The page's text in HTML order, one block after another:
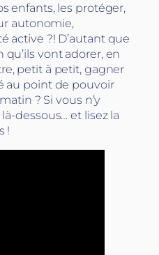
enfants, les protéger,
autonomie,
active ?! D’autant que
vont adorer, en
petit à petit, gagner
au point de pouvoir
? Si vous n’y
dessous… et lisez la
!